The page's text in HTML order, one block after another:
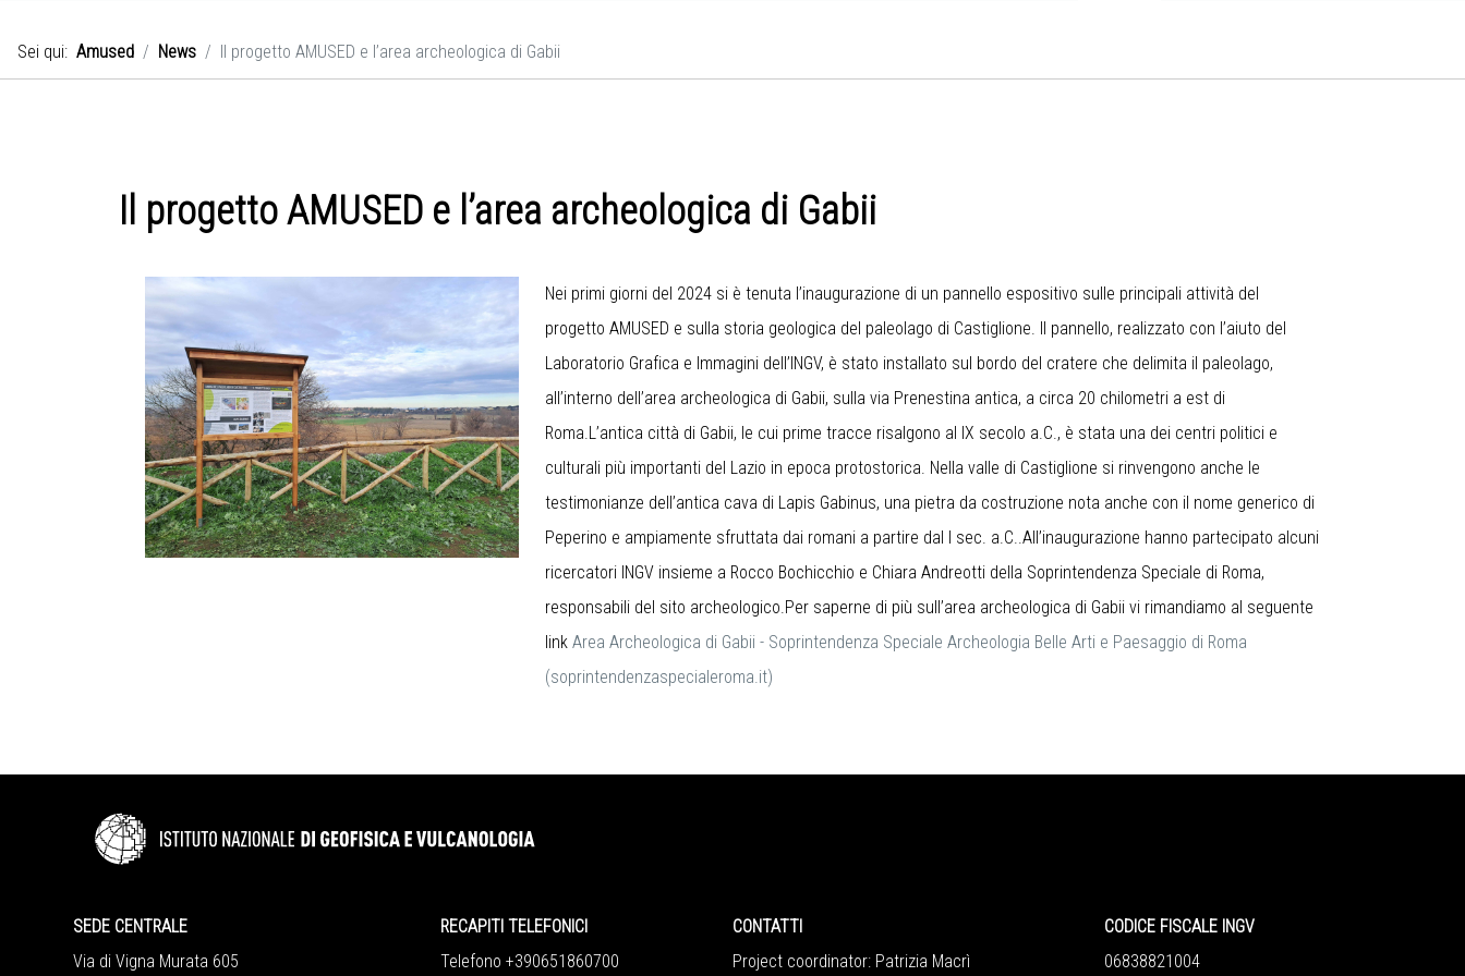
Sei qui: Amused News Il progetto AMUSED e l’area archeologica di Gabii
Il progetto AMUSED e l’area archeologica di Gabii
Nei primi giorni del 2024 si è tenuta l’inaugurazione di un pannello espositivo sulle principali attività del
progetto AMUSED e sulla storia geologica del paleolago di Castiglione. Il pannello, realizzato con l’aiuto del
Laboratorio Grafica e Immagini dell’INGV, è stato installato sul bordo del cratere che delimita il paleolago,
all’interno dell’area archeologica di Gabii, sulla via Prenestina antica, a circa 20 chilometri a est di
Roma.L’antica città di Gabii, le cui prime tracce risalgono al IX secolo a.C., è stata una dei centri politici e
culturali più importanti del Lazio in epoca protostorica. Nella valle di Castiglione si rinvengono anche le
testimonianze dell’antica cava di Lapis Gabinus, una pietra da costruzione nota anche con il nome generico di
Peperino e ampiamente sfruttata dai romani a partire dal I sec. a.C..All’inaugurazione hanno partecipato alcuni
ricercatori INGV insieme a Rocco Bochicchio e Chiara Andreotti della Soprintendenza Speciale di Roma,
responsabili del sito archeologico.Per saperne di più sull’area archeologica di Gabii vi rimandiamo al seguente
linkArea Archeologica di Gabii - Soprintendenza Speciale Archeologia Belle Arti e Paesaggio di Roma
(soprintendenzaspecialeroma.it)
SEDE CENTRALE
Via di Vigna Murata 605
RECAPITI TELEFONICI
Telefono +390651860700
CONTATTI
Project coordinator: Patrizia Macrì
CODICE FISCALE INGV
06838821004